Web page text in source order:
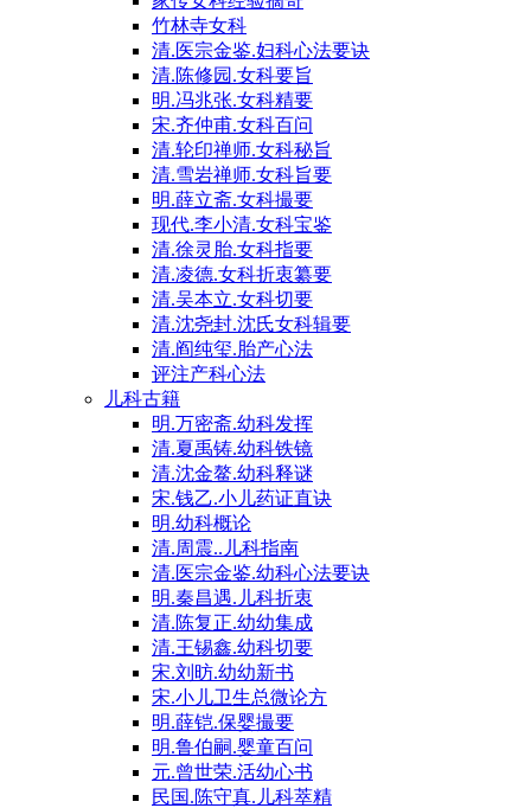
竹林寺女科
清.医宗金鉴.妇科心法要诀
清.陈修园.女科要旨
明.冯兆张.女科精要
宋.齐仲甫.女科百问
清.轮印禅师.女科秘旨
清.雪岩禅师.女科旨要
明.薛立斋.女科撮要
现代.李小清.女科宝鉴
清.徐灵胎.女科指要
清.凌德.女科折衷纂要
清.吴本立.女科切要
清.沈尧封.沈氏女科辑要
清.阎纯玺.胎产心法
评注产科心法
儿科古籍
明.万密斋.幼科发挥
清.夏禹铸.幼科铁镜
清.沈金鳌.幼科释谜
宋.钱乙.小儿药证直诀
明.幼科概论
清.周震..儿科指南
清.医宗金鉴.幼科心法要诀
明.秦昌遇.儿科折衷
清.陈复正.幼幼集成
清.王锡鑫.幼科切要
宋.刘昉.幼幼新书
宋.小儿卫生总微论方
明.薛铠.保婴撮要
明.鲁伯嗣.婴童百问
元.曾世荣.活幼心书
民国.陈守真.儿科萃精